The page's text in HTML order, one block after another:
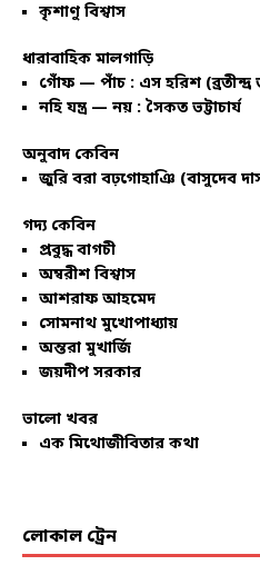
কৃশাণু বিশ্বাস
ধারাবাহিক মালগাড়ি
গোঁফ — পাঁচ : এস হরিশ (ব্রতীন্দ্র
নহি যন্ত্র — নয় : সৈকত ভট্টাচার্য
অনুবাদ কেবিন
জুরি বরা বঢ়গোহাঞি (বাসুদেব
গদ্য কেবিন
প্রবুদ্ধ বাগচী
অম্বরীশ বিশ্বাস
আশরাফ আহমেদ
সোমনাথ মুখোপাধ্যায়
অন্তরা মুখার্জি
জয়দীপ সরকার
ভালো খবর
এক মিথোজীবিতার কথা
লোকাল ট্রেন